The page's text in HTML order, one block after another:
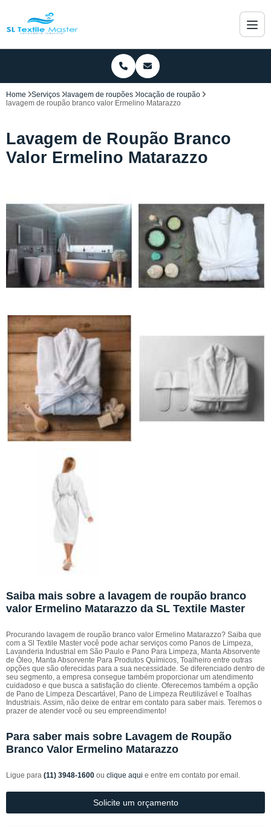
Home Serviços lavagem de roupões
locação de roupão
lavagem de roupão branco valor Ermelino Matarazzo
Lavagem de Roupão Branco
Valor Ermelino Matarazzo
Saiba mais sobre a lavagem de roupão branco
valor Ermelino Matarazzo da SL Textile Master
Procurando lavagem de roupão branco valor Ermelino Matarazzo? Saiba que
com a Sl Textile Master você pode achar serviços como Panos de Limpeza,
Lavanderia Industrial em São Paulo e Pano Para Limpeza, Manta Absorvente
de Óleo, Manta Absorvente Para Produtos Químicos, Toalheiro entre outras
opções que são oferecidas para a sua necessidade. Se diferenciado dentro de
seu segmento, a empresa consegue também proporcionar um atendimento
cuidadoso e que busca a satisfação do cliente. Oferecemos também a opção
de Pano de Limpeza Descartável, Pano de Limpeza Reutilizável e Toalhas
Industriais. Assim, não deixe de entrar em contato para saber mais. Teremos o
prazer de atender você ou seu empreendimento!
Para saber mais sobre Lavagem de Roupão
Branco Valor Ermelino Matarazzo
Ligue para (11) 3948-1600 ou clique aqui e entre em contato por email.
Solicite um orçamento